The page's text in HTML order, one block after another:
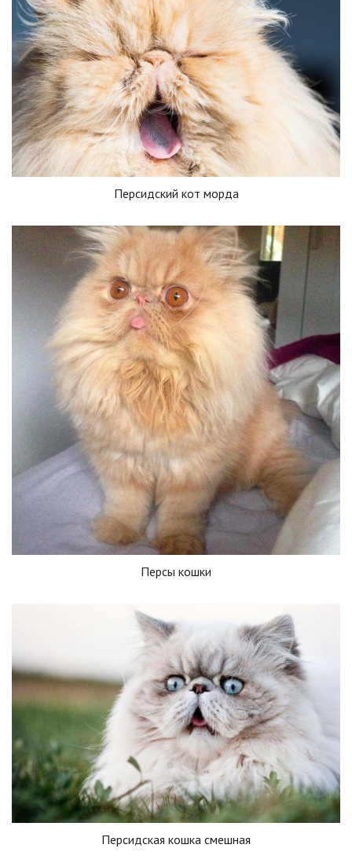
Персидский кот морда
Персы кошки
Персидская кошка смешная